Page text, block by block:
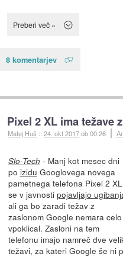
Preberi več »
8 komentarjev
Pixel 2 XL ima težave
Matej Huš ::24. okt 2017ob 00:26
Slo-Tech - Manj kot mesec dni
po izidu Googlovega novega
pametnega telefona Pixel 2 XL
se v javnosti pojavljajo
ali ga bo zaradi težav z
zaslonom Google nemara celo
vpoklical. Zasloni na tem
telefonu imajo namreč dve
težavi, za kateri Google še ni